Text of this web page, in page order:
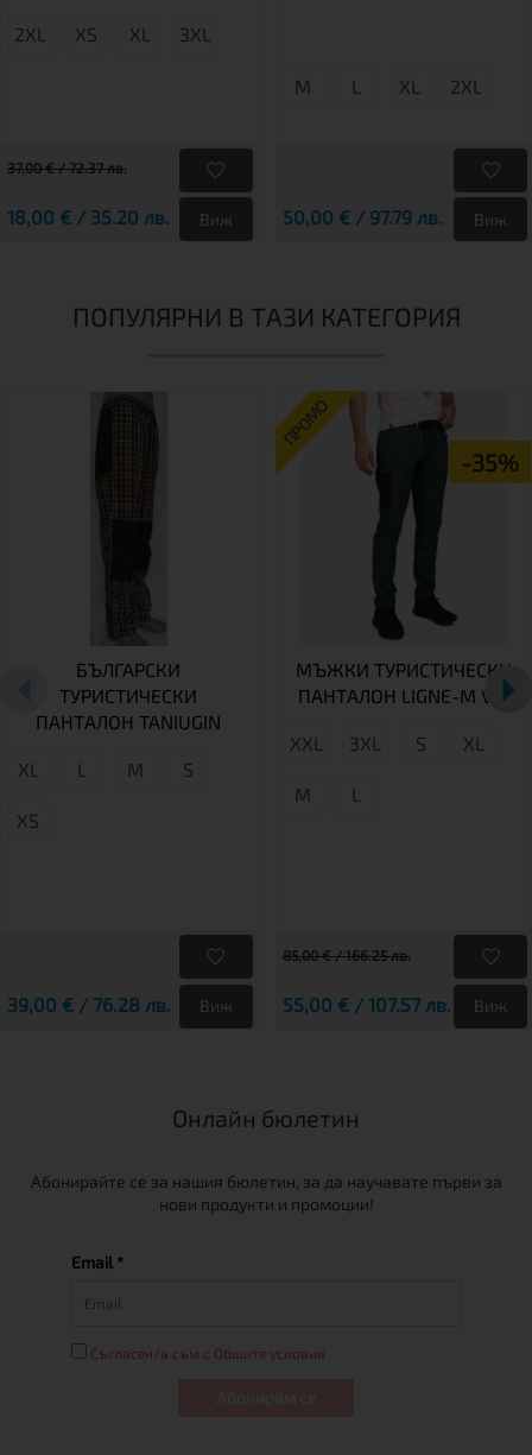
2XL XS XL 3XL
37,00 € / 72.37 лв.
18,00 € / 35.20 лв. Виж
М L XL 2XL
50,00 € / 97.79 лв. Виж
ПОПУЛЯРНИ В ТАЗИ КАТЕГОРИЯ
БЪЛГАРСКИ
ТУРИСТИЧЕСКИ
ПАНТАЛОН TANIUGIN
XL L М S
XS
39,00 € / 76.28 лв. Виж
ПРОМО
-35%
МЪЖКИ ТУРИСТИЧЕСКИ
ПАНТАЛОН LIGNE-M VM
XXL 3XL S XL
M L
85,00 € / 166.25 лв.
55,00 € / 107.57 лв. Виж
Онлайн бюлетин
Абонирайте се за нашия бюлетин, за да научавате първи за
нови продукти и промоции!
Email *
Съгласен/а съм с Общите условия